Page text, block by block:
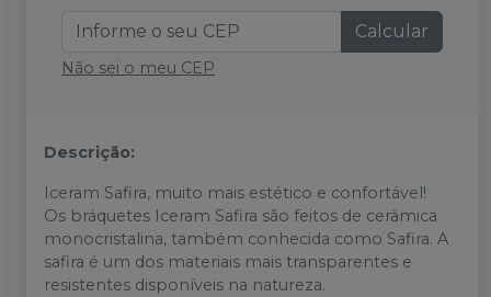
Calcular
Não sei o meu CEP
Descrição:
Iceram Safira, muito mais estético e confortável!
Os bráquetes Iceram Safira são feitos de cerâmica
monocristalina, também conhecida como Safira. A
safira é um dos materiais mais transparentes e
resistentes disponíveis na natureza.